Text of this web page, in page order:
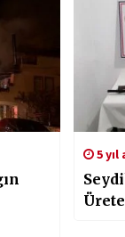
5 yıl